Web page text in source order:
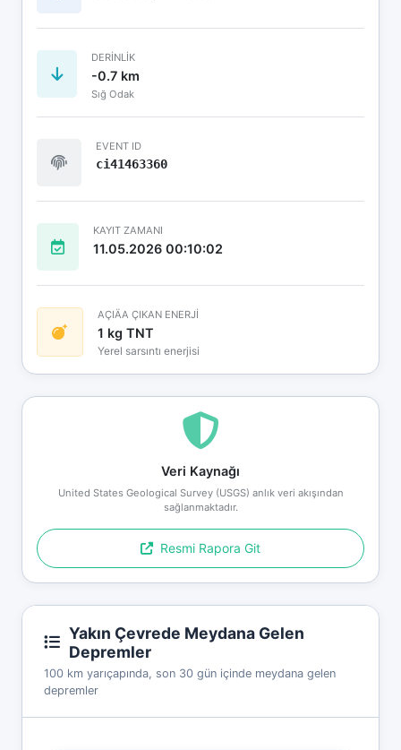
DERINLIK
-0.7 km
Sığ Odak
EVENT ID
ci41463360
KAYIT ZAMANI
11.05.2026 00:10:02
AÇIÄA ÇIKAN ENERJİ
1 kg TNT
Yerel sarsıntı enerjisi
Veri Kaynağı
United States Geological Survey (USGS) anlık veri akışından
sağlanmaktadır.
Resmi Rapora Git
Yakın Çevrede Meydana Gelen
Depremler
100 km yarıçapında, son 30 gün içinde meydana gelen
depremler